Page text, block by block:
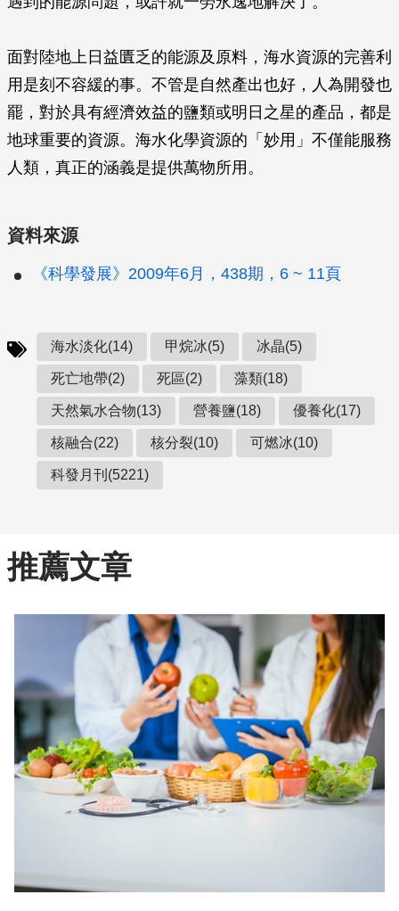
面對陸地上日益匱乏的能源及原料，海水資源的完善利
用是刻不容緩的事。不管是自然產出也好，人為開發也
罷，對於具有經濟效益的鹽類或明日之星的產品，都是
地球重要的資源。海水化學資源的「妙用」不僅能服務
人類，真正的涵義是提供萬物所用。
資料來源
《科學發展》2009年6月，438期，6 ~ 11頁
海水淡化(14) 甲烷冰(5) 冰晶(5)
死亡地帶(2) 死區(2) 藻類(18)
天然氣水合物(13) 營養鹽(18) 優養化(17)
核融合(22) 核分裂(10) 可燃冰(10)
科發月刊(5221)
推薦文章